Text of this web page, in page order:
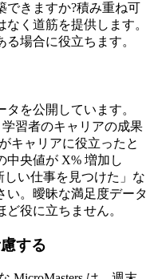
きますか?積み重ね可
く道筋を提供します。
場合に役立ちます。
を公開しています。
学習者のキャリアの成果
キャリアに役立ったと
中央値が X% 増加し
い仕事を見つけた」な
い。曖昧な満足度データ
役に立ちません。
する